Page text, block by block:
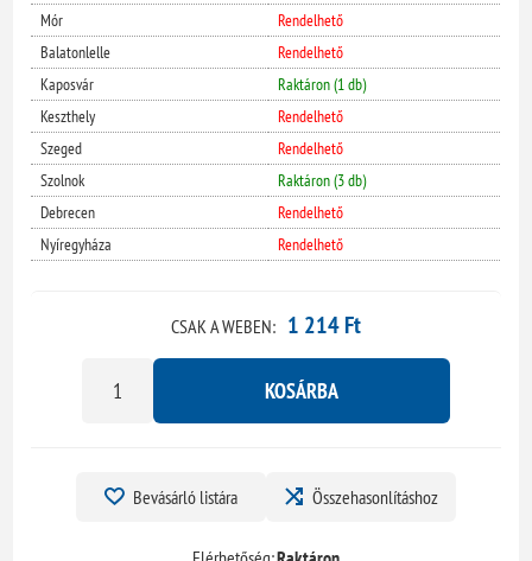
Mór
Rendelhető
Balatonlelle
Rendelhető
Kaposvár
Raktáron (1 db)
Keszthely
Rendelhető
Szeged
Rendelhető
Szolnok
Raktáron (3 db)
Debrecen
Rendelhető
Nyíregyháza
Rendelhető
CSAK A WEBEN: 1 214 Ft
KOSÁRBA
Bevásárló listára Összehasonlításhoz